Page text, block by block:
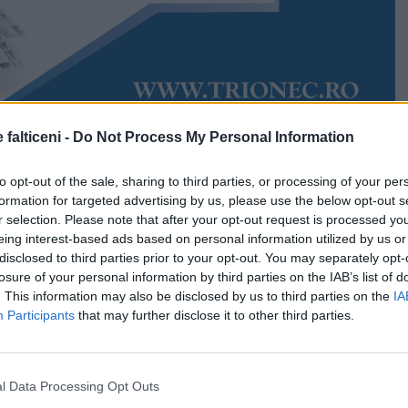
falticeni - Do Not Process My Personal Information
opt-out of the sale, sharing to third parties, or processing of your
for targeted advertising by us, please use the below opt-out
selection. Please note that after your opt-out request is processed
interest-based ads based on personal information utilized by us
to third parties prior to your opt-out. You may separately
of your personal information by third parties on the IAB’s list of
This information may also be disclosed by us to third parties on the
Participants that may further disclose it to other third parties.
Data Processing Opt Outs
Accesări:
de maturitate cu nota 10. Șapte elevi ai
„Mihai Băcescu” au reușit să atingă performanța
cel mai important moment din cei patru ani de
învățământ din Fălticeni face publică lista
au reușit să se remarce la sesiunea de vară.
nivelul de pregătire al liceenilor care au excelat
țară.